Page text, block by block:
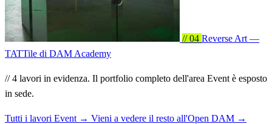
// 04 Reverse Art —
TATTile di DAM Academy
// 4 lavori in evidenza. Il portfolio completo dell'area Event è esposto
in sede.
Tutti i lavori Event → Vieni a vedere il resto all'Open DAM →